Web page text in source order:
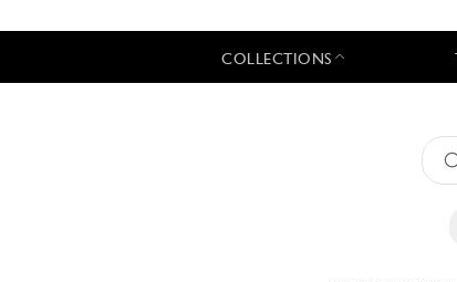
COLLECTIONS